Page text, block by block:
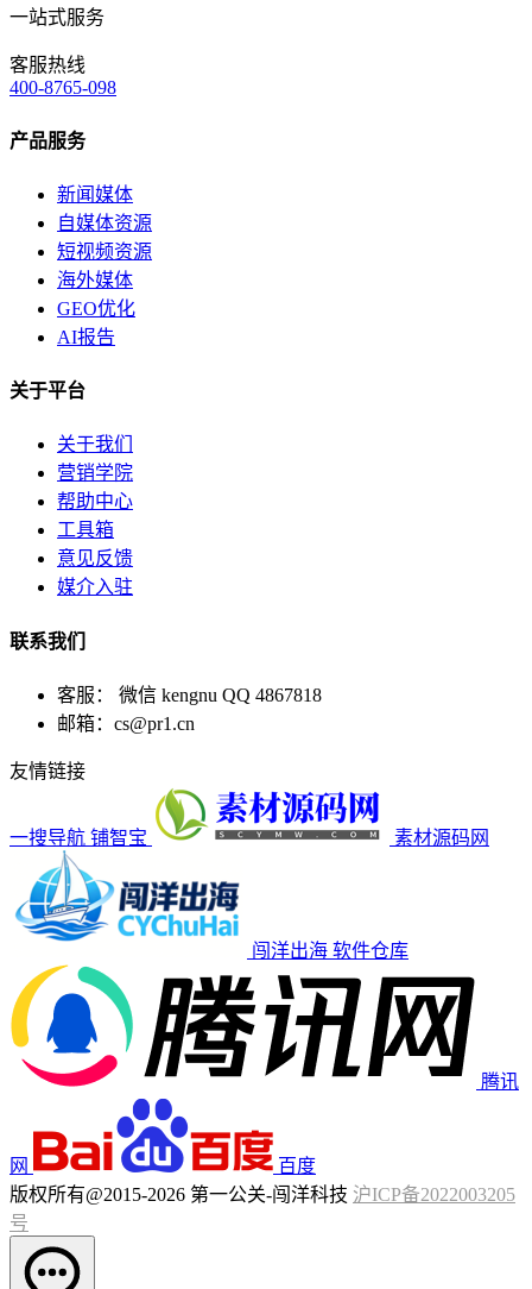
一站式服务
客服热线
400-8765-098
产品服务
新闻媒体
自媒体资源
短视频资源
海外媒体
GEO优化
AI报告
关于平台
关于我们
营销学院
帮助中心
工具箱
意见反馈
媒介入驻
联系我们
客服： 微信 kengnu QQ 4867818
邮箱：cs@pr1.cn
友情链接
一搜导航 铺智宝 素材源码网
闯洋出海 软件仓库
腾讯
网
百度
版权所有@2015-2026 第一公关-闯洋科技 沪ICP备2022003205
号